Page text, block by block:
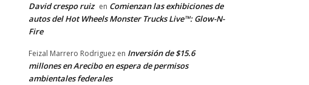
David crespo ruiz en Comienzan las exhibiciones de
autos del Hot Wheels Monster Trucks Live™: Glow-N-
Fire
Feizal Marrero Rodriguez en Inversión de $15.6
millones en Arecibo en espera de permisos
ambientales federales